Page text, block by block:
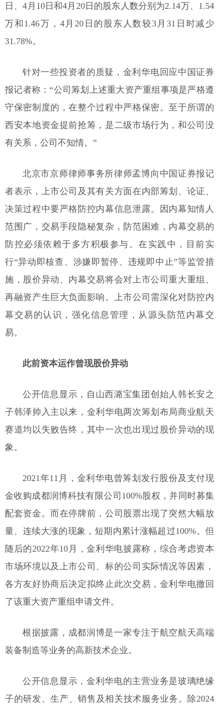
日、4月10日和4月20日的股东人数分别为2.14万、1.54
万和1.46万，4月20日的股东人数较3月31日时减少
31.78%。
针对一些投资者的质疑，金利华电回应中国证券
报记者称：“公司筹划上述重大资产重组事项是严格遵
守保密制度的，在整个过程中严格保密。至于所谓的
西安本地资金提前抢筹，是二级市场行为，和公司没
有关系，公司不知情。”
北京市京师律师事务所律师孟博向中国证券报记
者表示，上市公司及其有关方面在内部筹划、论证、
决策过程中要严格防控内幕信息泄露。因内幕知情人
范围广，交易手段隐秘复杂，防范困难，内幕交易的
防控必须依赖于多方积极参与。在实践中，目前实
行“异动即核查、涉嫌即暂停、违规即中止”等监管措
施，股价异动、内幕交易将会对上市公司重大重组、
再融资产生巨大负面影响。上市公司需深化对防控内
幕交易的认识，强化信息管理，从源头防范内幕交
易。
此前资本运作曾现股价异动
公开信息显示，自山西潞宝集团创始人韩长安之
子韩泽帅入主以来，金利华电两次筹划布局商业航天
赛道均以失败告终，其中一次也出现过股价异动的现
象。
2021年11月，金利华电曾筹划发行股份及支付现
金收购成都润博科技有限公司100%股权，并同时募集
配套资金。而在停牌前，公司股票出现了突然大幅放
量、连续大涨的现象，短期内累计涨幅超过100%。但
随后的2022年10月，金利华电披露称，综合考虑资本
市场环境以及上市公司、标的公司实际情况等因素，
各方友好协商后决定拟终止此次交易，金利华电撤回
了该重大资产重组申请文件。
根据披露，成都润博是一家专注于航空航天高端
装备制造等业务的高新技术企业。
公开信息显示，金利华电的主营业务是玻璃绝缘
子的研发、生产、销售及相关技术服务业务。除2024